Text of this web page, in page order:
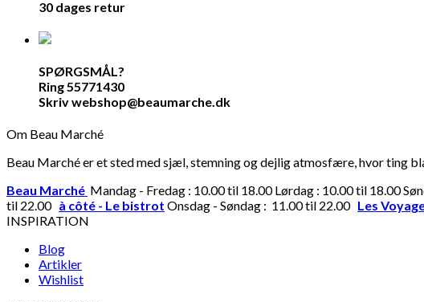
30 dages retur
SPØRGSMÅL?
Ring 55771430
Skriv webshop@beaumarche.dk
Om Beau Marché
Beau Marché er et sted med sjæl, stemning og dejlig atmosfære, hvor ting
Beau Marché Mandag - Fredag : 10.00 til 18.00 Lørdag : 10.00 til 18.00
til 22.00 à côté - Le bistrot Onsdag - Søndag : 11.00 til 22.00 Les
INSPIRATION
Blog
Artikler
Wishlist